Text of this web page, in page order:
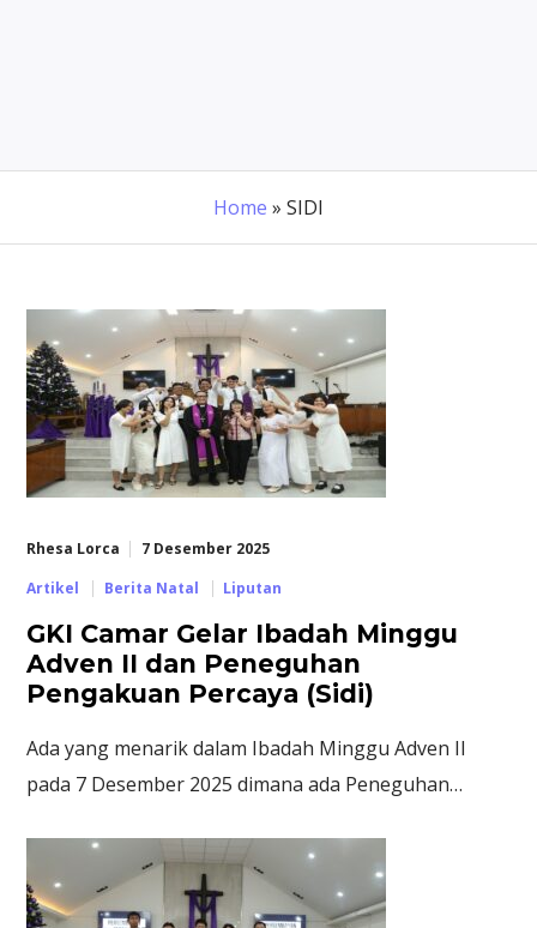
Home » SIDI
Rhesa Lorca
7 Desember 2025
Artikel
Berita Natal Liputan
GKI Camar Gelar Ibadah Minggu
Adven II dan Peneguhan
Pengakuan Percaya (Sidi)
Ada yang menarik dalam Ibadah Minggu Adven II
pada 7 Desember 2025 dimana ada Peneguhan…